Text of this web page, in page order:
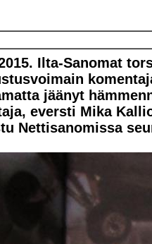
Ilta-Sanomat
jäänyt
eversti Mika
Nettisanomissa